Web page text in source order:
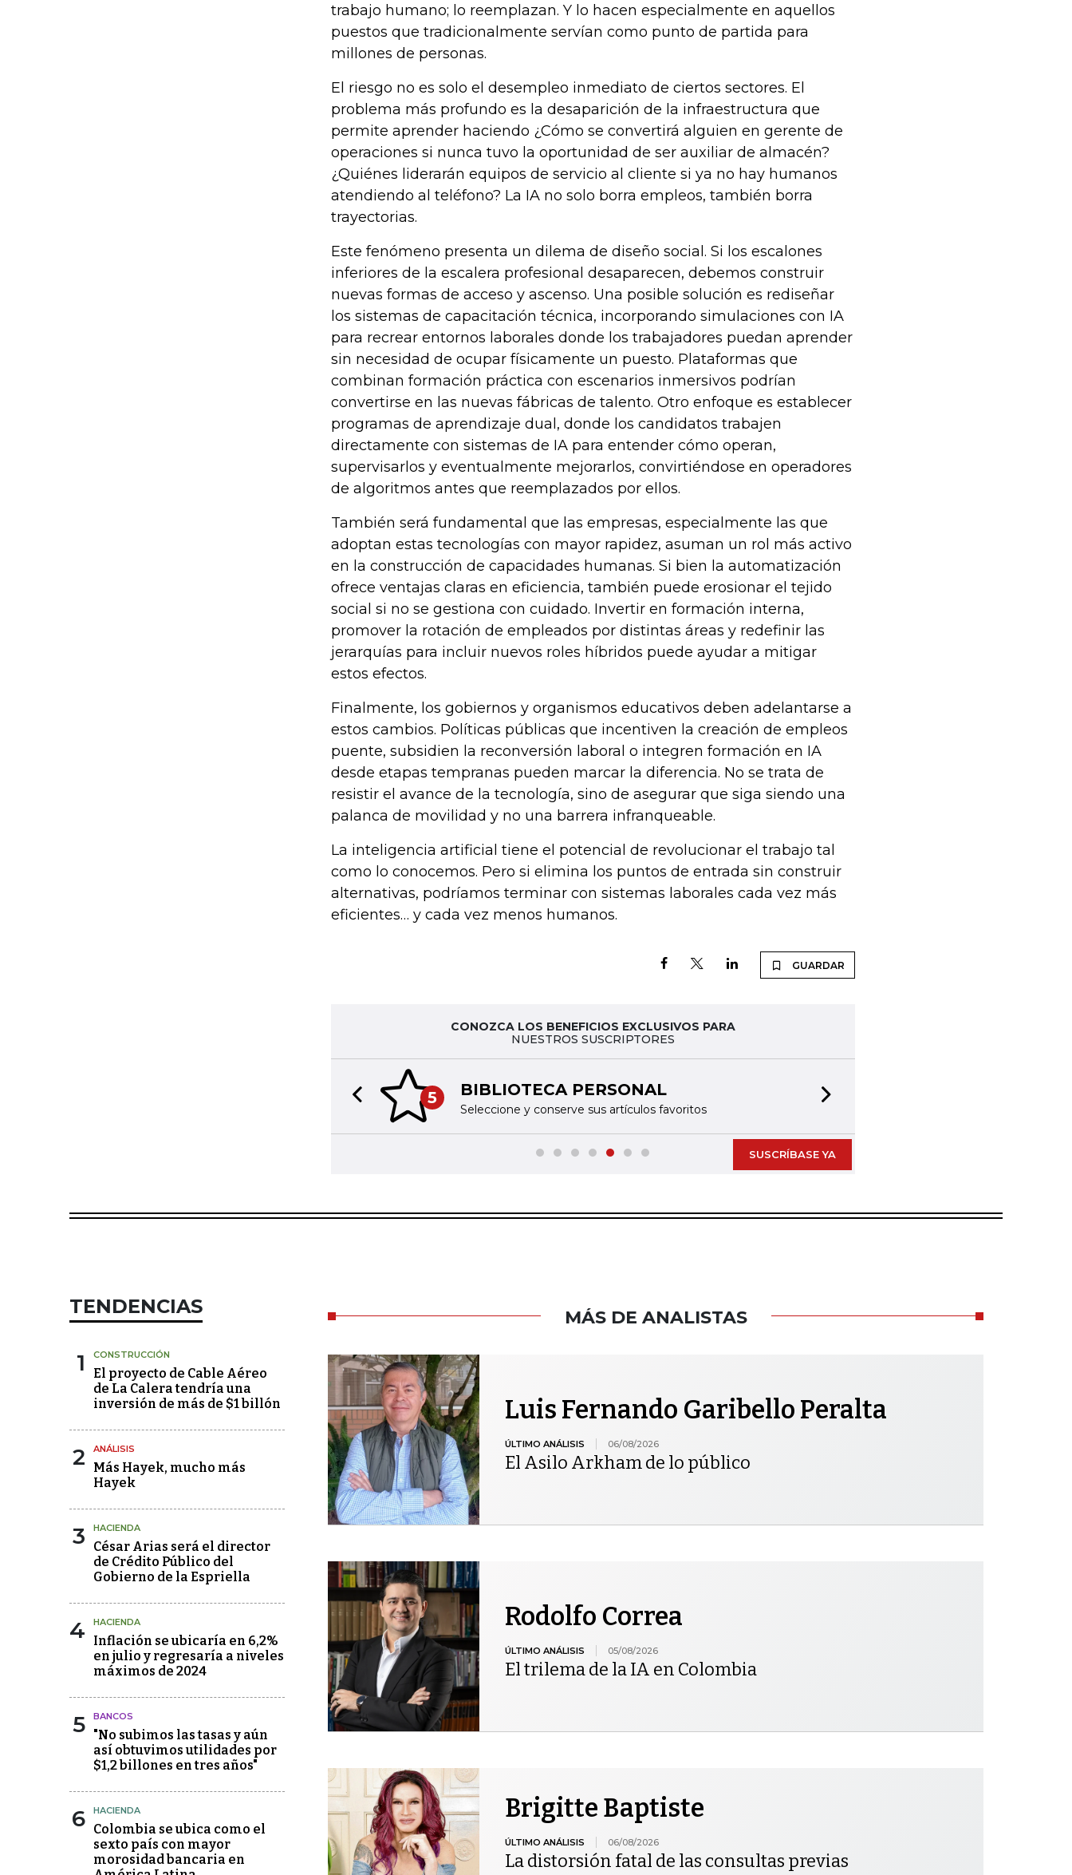
trabajo humano; lo reemplazan. Y lo hacen especialmente en aquellos
puestos que tradicionalmente servían como punto de partida para
millones de personas.
El riesgo no es solo el desempleo inmediato de ciertos sectores. El
problema más profundo es la desaparición de la infraestructura que
permite aprender haciendo ¿Cómo se convertirá alguien en gerente de
operaciones si nunca tuvo la oportunidad de ser auxiliar de almacén?
¿Quiénes liderarán equipos de servicio al cliente si ya no hay humanos
atendiendo al teléfono? La IA no solo borra empleos, también borra
trayectorias.
Este fenómeno presenta un dilema de diseño social. Si los escalones
inferiores de la escalera profesional desaparecen, debemos construir
nuevas formas de acceso y ascenso. Una posible solución es rediseñar
los sistemas de capacitación técnica, incorporando simulaciones con IA
para recrear entornos laborales donde los trabajadores puedan aprender
sin necesidad de ocupar físicamente un puesto. Plataformas que
combinan formación práctica con escenarios inmersivos podrían
convertirse en las nuevas fábricas de talento. Otro enfoque es establecer
programas de aprendizaje dual, donde los candidatos trabajen
directamente con sistemas de IA para entender cómo operan,
supervisarlos y eventualmente mejorarlos, convirtiéndose en operadores
de algoritmos antes que reemplazados por ellos.
También será fundamental que las empresas, especialmente las que
adoptan estas tecnologías con mayor rapidez, asuman un rol más activo
en la construcción de capacidades humanas. Si bien la automatización
ofrece ventajas claras en eficiencia, también puede erosionar el tejido
social si no se gestiona con cuidado. Invertir en formación interna,
promover la rotación de empleados por distintas áreas y redefinir las
jerarquías para incluir nuevos roles híbridos puede ayudar a mitigar
estos efectos.
Finalmente, los gobiernos y organismos educativos deben adelantarse a
estos cambios. Políticas públicas que incentiven la creación de empleos
puente, subsidien la reconversión laboral o integren formación en IA
desde etapas tempranas pueden marcar la diferencia. No se trata de
resistir el avance de la tecnología, sino de asegurar que siga siendo una
palanca de movilidad y no una barrera infranqueable.
La inteligencia artificial tiene el potencial de revolucionar el trabajo tal
como lo conocemos. Pero si elimina los puntos de entrada sin construir
alternativas, podríamos terminar con sistemas laborales cada vez más
eficientes… y cada vez menos humanos.
GUARDAR
CONOZCA LOS BENEFICIOS EXCLUSIVOS PARA
NUESTROS SUSCRIPTORES
5 BIBLIOTECA PERSONAL
Seleccione y conserve sus artículos favoritos
Previous slide
SUSCRÍBASE YA
TENDENCIAS
1 CONSTRUCCIÓN
El proyecto de Cable Aéreo
de La Calera tendría una
inversión de más de $1 billón
2 ANÁLISIS
Más Hayek, mucho más
Hayek
3 HACIENDA
César Arias será el director
de Crédito Público del
Gobierno de la Espriella
4 HACIENDA
Inflación se ubicaría en 6,2%
en julio y regresaría a niveles
máximos de 2024
5 BANCOS
"No subimos las tasas y aún
así obtuvimos utilidades por
$1,2 billones en tres años"
6 HACIENDA
Colombia se ubica como el
sexto país con mayor
morosidad bancaria en
MÁS DE ANALISTAS
Luis Fernando Garibello Peralta
ÚLTIMO ANÁLISIS 06/08/2026
El Asilo Arkham de lo público
Rodolfo Correa
ÚLTIMO ANÁLISIS 05/08/2026
El trilema de la IA en Colombia
Brigitte Baptiste
ÚLTIMO ANÁLISIS 06/08/2026
La distorsión fatal de las consultas previas